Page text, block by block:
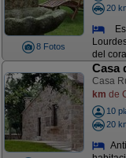
8 Fotos
20
del
Casa
Casa
km de
10
20